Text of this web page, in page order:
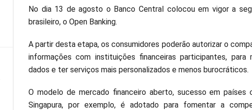
No dia 13 de agosto o Banco Central colocou em vigor a
brasileiro, o Open Banking.
A partir desta etapa, os consumidores poderão autorizar o
informações com instituições financeiras participantes, para
dados e ter serviços mais personalizados e menos burocráticos.
O modelo de mercado financeiro aberto, sucesso em países
Singapura, por exemplo, é adotado para fomentar a